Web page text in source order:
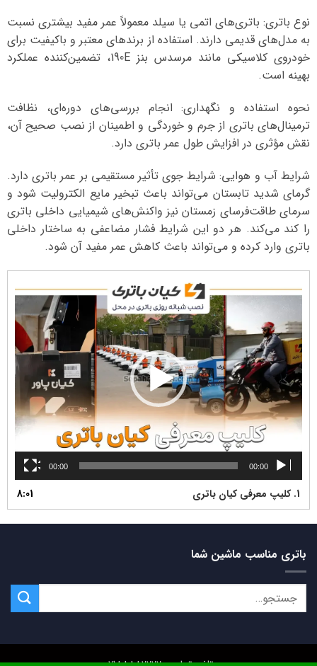
نوع باتری: باتری‌های اتمی یا سیلد معمولاً عمر مفید بیشتری نسبت
به مدل‌های قدیمی دارند. استفاده از برندهای معتبر و باکیفیت برای
خودروی کلاسیکی مانند مرسدس بنز 190E، تضمین‌کننده عملکرد
بهینه است.
نحوه استفاده و نگهداری: انجام بررسی‌های دوره‌ای، نظافت
ترمینال‌های باتری از جرم و خوردگی و اطمینان از نصب صحیح آن،
نقش مؤثری در افزایش طول عمر باتری دارد.
شرایط آب و هوایی: شرایط جوی تأثیر مستقیمی بر عمر باتری دارد.
گرمای شدید تابستان می‌تواند باعث تبخیر مایع الکترولیت شود و
سرمای طاقت‌فرسای زمستان نیز واکنش‌های شیمیایی داخلی باتری
را کند می‌کند. هر دو این شرایط فشار مضاعفی به ساختار داخلی
باتری وارد کرده و می‌تواند باعث کاهش عمر مفید آن شود.
ویدیو
00:00
00:00
1. کلیپ معرفی کیان باتری 8:01
باتری مناسب ماشین شما